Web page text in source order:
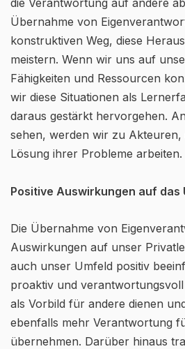
die Verantwortung auf andere
Übernahme von
konstruktiven Weg, diese
meistern. Wenn wir uns auf
Fähigkeiten und Ressourcen
wir diese Situationen als
daraus gestärkt hervorgehen.
sehen, werden wir zu Akteuren,
Lösung ihrer Probleme arbeiten.
Positive Auswirkungen auf das
Die Übernahme von
Auswirkungen auf unser
auch unser Umfeld positiv
proaktiv und
als Vorbild für andere dienen
ebenfalls mehr Verantwortung
übernehmen. Darüber hinaus